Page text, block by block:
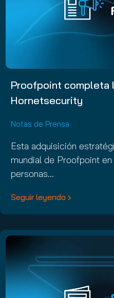
Proofpoint completa
Hornetsecurity
Notas de Prensa
Esta adquisición
mundial de Proofpoint
personas…
Seguir leyendo